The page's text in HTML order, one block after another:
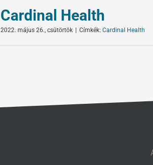
Cardinal Health
2022. május 26., csütörtök | Címkék: Cardinal Health